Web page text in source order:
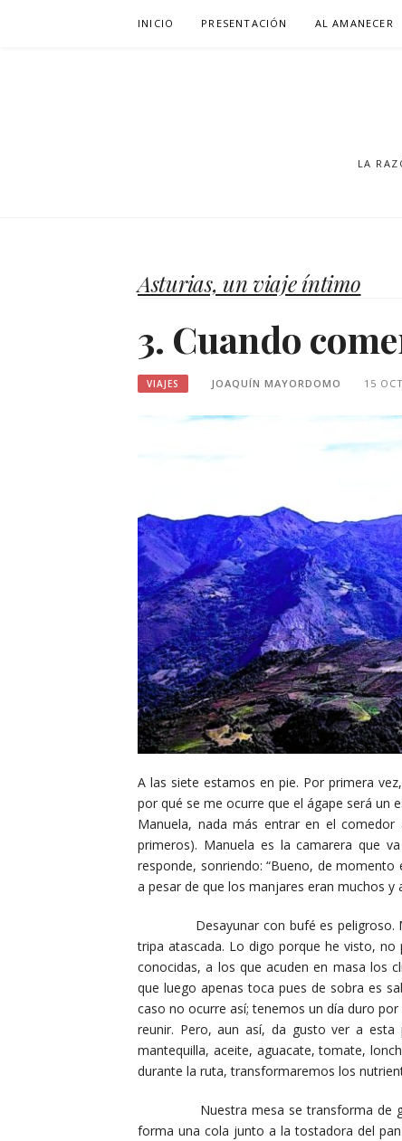
INICIO PRESENTACIÓN AL AMANECER
LA
Asturias, un viaje íntimo
3. Cuando
VIAJES JOAQUÍN MAYORDOMO 15
A las siete estamos en pie. Por primera
por qué se me ocurre que el ágape será un
Manuela, nada más entrar en el
primeros). Manuela es la camarera que
responde, sonriendo: “Bueno, de momento
a pesar de que los manjares eran muchos
Desayunar con bufé es peligroso.
tripa atascada. Lo digo porque he visto,
conocidas, a los que acuden en masa los
que luego apenas toca pues de sobra es
caso no ocurre así; tenemos un día duro
reunir. Pero, aun así, da gusto ver a esta
mantequilla, aceite, aguacate, tomate,
durante la ruta, transformaremos los
Nuestra mesa se transforma de
forma una cola junto a la tostadora del